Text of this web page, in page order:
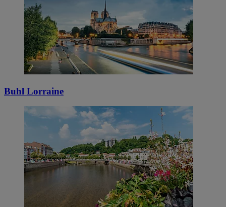
Buhl Lorraine